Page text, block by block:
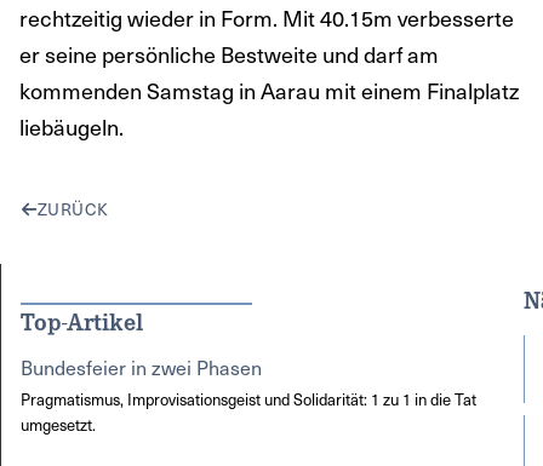
rechtzeitig wieder in Form. Mit 40.15m verbesserte
er seine persönliche Bestweite und darf am
kommenden Samstag in Aarau mit einem Finalplatz
liebäugeln.
ZURÜCK
Top-Artikel
Bundesfeier in zwei Phasen
Pragmatismus, Improvisationsgeist und Solidarität: 1 zu 1 in die Tat
umgesetzt.